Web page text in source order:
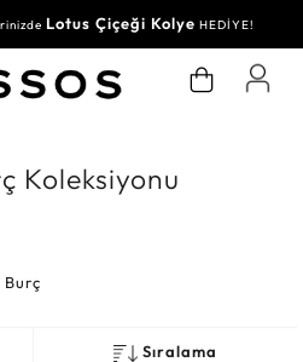
Lotus Çiçeği Kolye HEDİYE!
Koleksiyonu
Burç
Sıralama